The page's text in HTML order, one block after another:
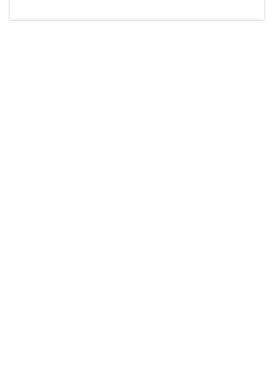
Der Weinbau dominert heute nicht mehr, ist aber integrativer